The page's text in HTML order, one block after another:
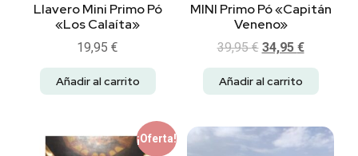
Llavero Mini Primo Pó
«Los Calaíta»
19,95 €
Añadir al carrito
MINI Primo Pó «Capitán
Veneno»
39,95€ 34,95 €
Añadir al carrito
¡Oferta!